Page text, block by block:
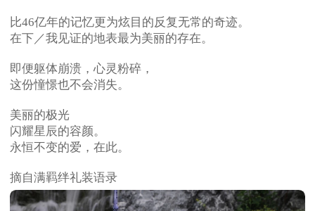
比46亿年的记忆更为炫目的反复无常的奇迹。
在下／我见证的地表最为美丽的存在。
即便躯体崩溃，心灵粉碎，
这份憧憬也不会消失。
美丽的极光
闪耀星辰的容颜。
永恒不变的爱，在此。
摘自满羁绊礼装语录